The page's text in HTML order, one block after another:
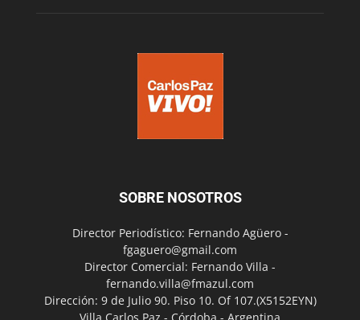
SOBRE NOSOTROS
Director Periodístico: Fernando Agüero -
fgaguero@gmail.com
Director Comercial: Fernando Villa -
fernando.villa@fmazul.com
Dirección: 9 de Julio 90. Piso 10. Of 107.(X5152EYN)